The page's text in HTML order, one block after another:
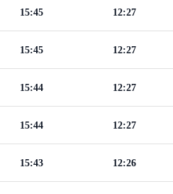
12:27
15:45
12:27
15:45
12:27
15:44
12:27
15:44
12:26
15:43